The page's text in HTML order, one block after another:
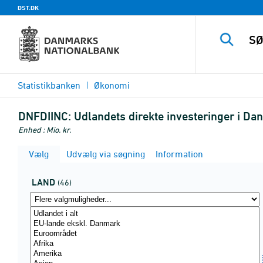
DST.DK
Statistikbanken Økonomi
DNFDIINC: Udlandets direkte investeringer i
Enhed : Mio. kr.
Vælg Udvælg via søgning Information
LAND (46)